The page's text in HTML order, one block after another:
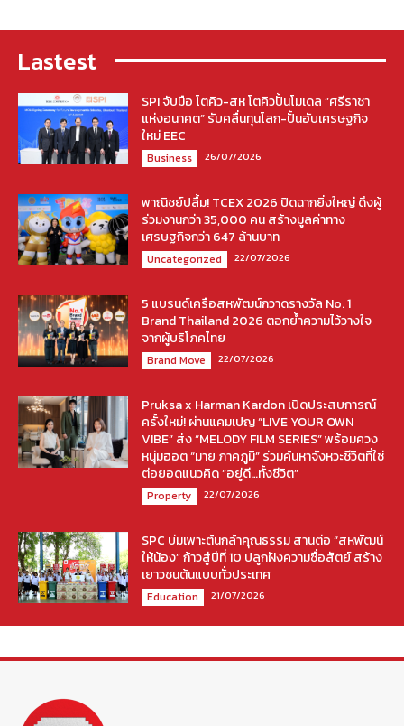
Lastest
SPI จับมือ โตคิว-สห โตคิวปั้นโมเดล “ศรีราชา
แห่งอนาคต” รับคลื่นทุนโลก-ปั้นฮับเศรษฐกิจ
ใหม่ EEC
Business 26/07/2026
พาณิชย์ปลื้ม! TCEX 2026 ปิดฉากยิ่งใหญ่ ดึงผู้
ร่วมงานกว่า 35,000 คน สร้างมูลค่าทาง
เศรษฐกิจกว่า 647 ล้านบาท
Uncategorized 22/07/2026
5 แบรนด์เครือสหพัฒน์กวาดรางวัล No. 1
Brand Thailand 2026 ตอกย้ำความไว้วางใจ
จากผู้บริโภคไทย
Brand Move 22/07/2026
Pruksa x Harman Kardon เปิดประสบการณ์
ครั้งใหม่! ผ่านแคมเปญ “LIVE YOUR OWN
VIBE” ส่ง “MELODY FILM SERIES” พร้อมควง
หนุ่มฮอต “มาย ภาคภูมิ” ร่วมค้นหาจังหวะชีวิตที่ใช่
ต่อยอดแนวคิด “อยู่ดี…ทั้งชีวิต”
Property 22/07/2026
SPC บ่มเพาะต้นกล้าคุณธรรม สานต่อ “สหพัฒน์
ให้น้อง” ก้าวสู่ปีที่ 10 ปลูกฝังความซื่อสัตย์ สร้าง
เยาวชนต้นแบบทั่วประเทศ
Education 21/07/2026